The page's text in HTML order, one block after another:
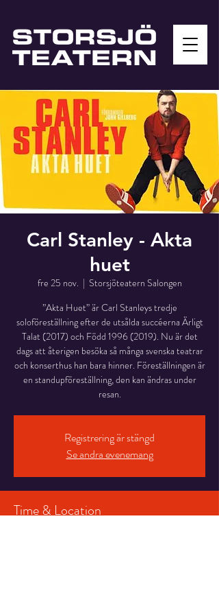
Carl Stanley - Akta
huet
fre 25 nov.
  |
Storsjöteatern Salongen
”Akta Huet” är Carl Stanleys tredje
soloföreställning efter de utsålda succéerna Ärligt
Talat (2017) och Född 1996 (2019). Nu är det
dags att återigen besöka så många svenska teatrar
och konserthus han bara hinner. Föreställningen är
en standupföreställning, den kan ändras under
resan.
Registrering är stängd
Se andra evenemang
Time & Location